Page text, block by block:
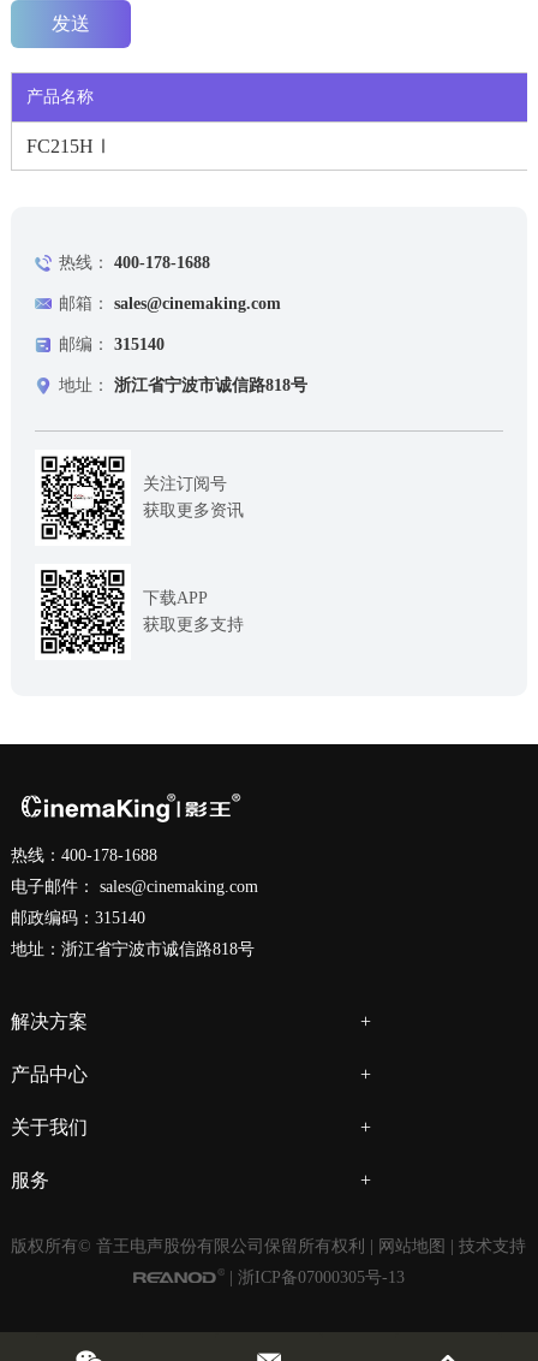
产品名称
FC215HⅠ
热线： 400-178-1688
邮箱： sales@cinemaking.com
邮编： 315140
地址： 浙江省宁波市诚信路818号
关注订阅号
获取更多资讯
下载APP
获取更多支持
热线：400-178-1688
电子邮件： sales@cinemaking.com
邮政编码：315140
地址：浙江省宁波市诚信路818号
解决方案
产品中心
关于我们
服务
版权所有© 音王电声股份有限公司保留所有权利 | 网站地图
| 技术支持
浙ICP备07000305号-13